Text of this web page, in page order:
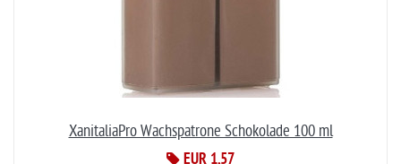
XanitaliaPro Wachspatrone Schokolade 100 ml